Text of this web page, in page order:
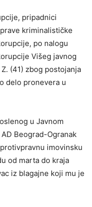
pripadnici
kriminalističke
po nalogu
Višeg javnog
(41) zbog postojanja
delo pronevera u
u Javnom
Beograd-Ogranak
imovinsku
od marta do kraja
iz blagajne koji mu je